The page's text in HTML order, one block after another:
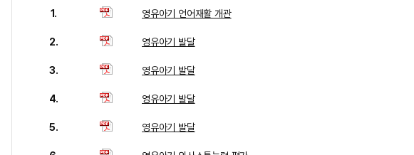
1. 영유아기 언어재활 개관
2. 영유아기 발달
3. 영유아기 발달
4. 영유아기 발달
5. 영유아기 발달